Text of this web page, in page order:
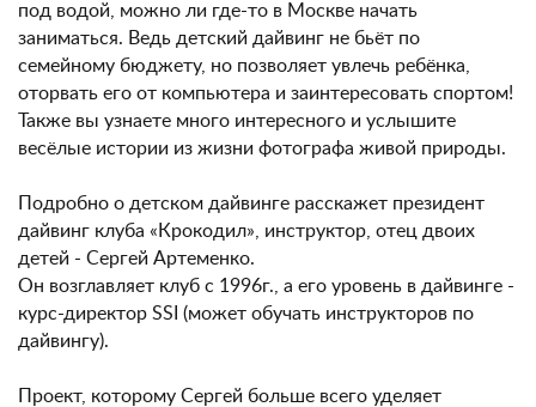
под водой, можно ли где-то в Москве начать
заниматься. Ведь детский дайвинг не бьёт по
семейному бюджету, но позволяет увлечь ребёнка,
оторвать его от компьютера и заинтересовать спортом!
Также вы узнаете много интересного и услышите
весёлые истории из жизни фотографа живой природы.
Подробно о детском дайвинге расскажет президент
дайвинг клуба «Крокодил», инструктор, отец двоих
детей - Сергей Артеменко.
Он возглавляет клуб с 1996г., а его уровень в дайвинге -
курс-директор SSI (может обучать инструкторов по
дайвингу).
Проект, которому Сергей больше всего уделяет